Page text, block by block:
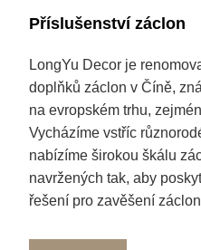
Příslušenství záclon
LongYu Decor je
doplňků záclon v Číně,
na evropském trhu,
Vycházíme vstříc
nabízíme širokou škálu
navržených tak, aby
řešení pro zavěšení